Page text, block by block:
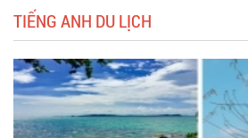
TIẾNG ANH DU LỊCH